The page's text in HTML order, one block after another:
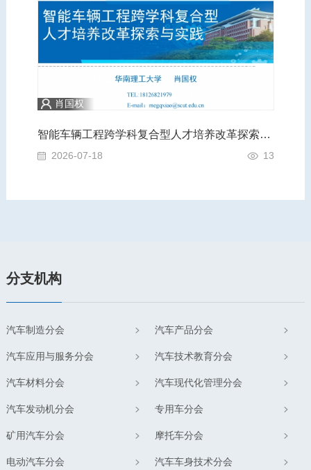
肖国权
智能车辆工程跨学科复合型人才培养改革探索与实践
2026-07-18 13
分支机构
汽车制造分会 汽车产品分会
汽车应用与服务分会 汽车技术教育分会
汽车材料分会 汽车现代化管理分会
汽车发动机分会 专用车分会
矿用汽车分会 摩托车分会
电动汽车分会 汽车车身技术分会